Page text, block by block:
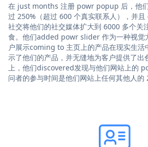
在 just months 注册 powr popup 后，他
过 250%（超过 600 个真实联系人），并
社交将他们的社交媒体扩大到 6000 多个关
食。他们added powr slider 作为一种视觉
户展示coming to 主页上的产品在现实生活
示了他们的产品，并无缝地为客户提供了出
上，他们discovered发现与他们网站上的
问者的参与时间是他们网站上任何其他人的